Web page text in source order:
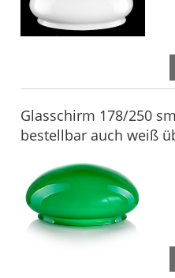
Glasschirm 178/250
bestellbar auch weiß